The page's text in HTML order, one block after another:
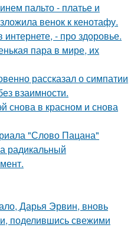
пальто - платье и
венок к кенотафу.
- про здоровье.
пара в мире, их
рассказал о симпатии
взаимности.
снова в красном и снова
"Слово Пацана"
радикальный
Дарья Эрвин, вновь
поделившись свежими